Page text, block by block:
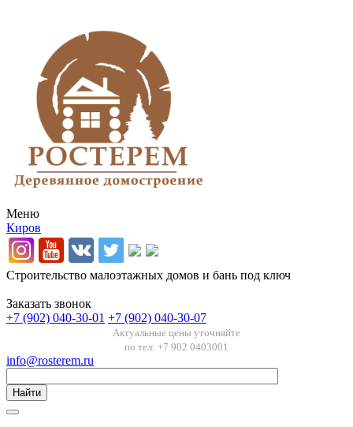
Меню
Киров
Строительство малоэтажных домов и бань под ключ
Заказать звонок
+7 (902) 040-30-01 +7 (902) 040-30-07
Актуальные цены уточняйте
по тел: +7 902 0403001
info@rosterem.ru
Найти